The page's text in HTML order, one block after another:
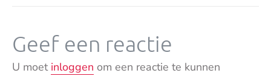
Geef een reactie
U moet inloggen om een reactie te kunnen